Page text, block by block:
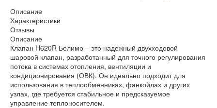
Описание
Характеристики
Отзывы
Описание
Клапан H620R Белимо – это надежный двухходовой
шаровой клапан, разработанный для точного регулирования
потока в системах отопления, вентиляции и
кондиционирования (ОВК). Он идеально подходит для
использования в теплообменниках, фанкойлах и других
узлах, где требуется стабильное и предсказуемое
управление теплоносителем.